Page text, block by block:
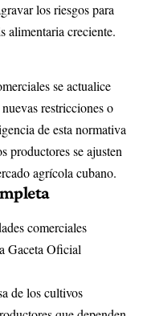
los riesgos para
alimentaria creciente.
se actualice
restricciones o
de esta normativa
productores se ajusten
agrícola cubano.
comerciales
Gaceta Oficial
de los cultivos